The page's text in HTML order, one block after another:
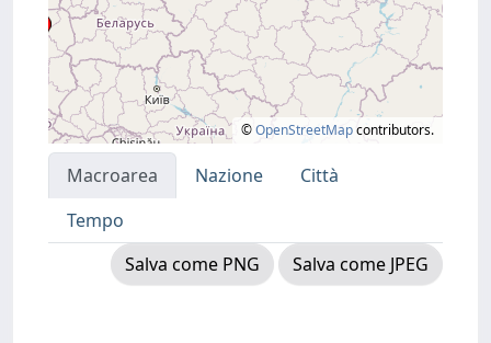
©OpenStreetMapcontributors.
Macroarea Nazione
Città
Tempo
Salva come PNG
Salva come JPEG